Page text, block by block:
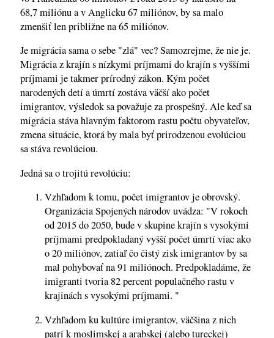
68,7 miliónu a v Anglicku 67 miliónov, by sa malo
zmenšiť len približne na 65 miliónov.
Je migrácia sama o sebe "zlá" vec? Samozrejme, že nie je.
Migrácia z krajín s nízkymi príjmami do krajín s vyššími
príjmami je takmer prírodný zákon. Kým počet
narodených detí a úmrtí zostáva väčší ako počet
imigrantov, výsledok sa považuje za prospešný. Ale keď sa
migrácia stáva hlavným faktorom rastu počtu obyvateľov,
zmena situácie, ktorá by mala byť prirodzenou evolúciou
sa stáva revolúciou.
Jedná sa o trojitú revolúciu:
Vzhľadom k tomu, počet imigrantov je obrovský.
Organizácia Spojených národov uvádza: "V rokoch
od 2015 do 2050, bude v skupine krajín s vysokými
príjmami predpokladaný vyšší počet úmrtí viac ako
o 20 miliónov, zatiaľ čo čistý zisk imigrantov by sa
mal pohybovať na 91 miliónoch. Predpokladáme, že
imigranti tvoria 82 percent populačného rastu v
krajinách s vysokými príjmami. "
Vzhľadom ku kultúre imigrantov, väčšina z nich
patrí k moslimskej a arabskej (alebo tureckej)